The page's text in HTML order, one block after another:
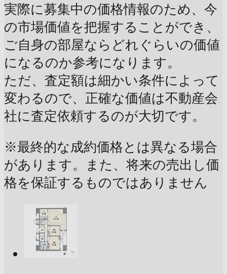
実際に募集中の価格情報のため、今
の市場価値を把握することができ、
ご自身の部屋ならどれぐらいの価値
になるのか参考になります。
ただ、査定額は細かい条件によって
変わるので、正確な価値は不動産会
社に査定依頼するのが大切です。
※最終的な成約価格とは異なる場合
があります。また、将来の売出し価
格を保証するものではありません